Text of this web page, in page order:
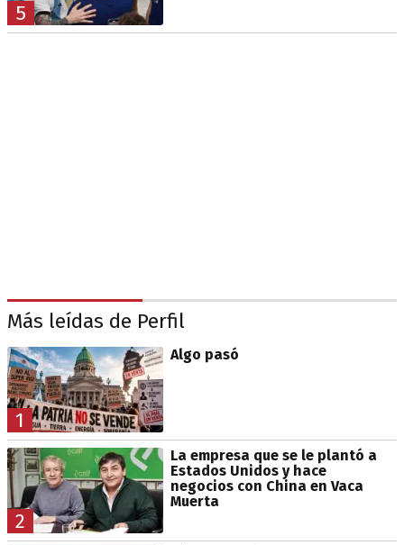
5
Más leídas de Perfil
1
Algo pasó
2
La empresa que se le plantó a
Estados Unidos y hace
negocios con China en Vaca
Muerta